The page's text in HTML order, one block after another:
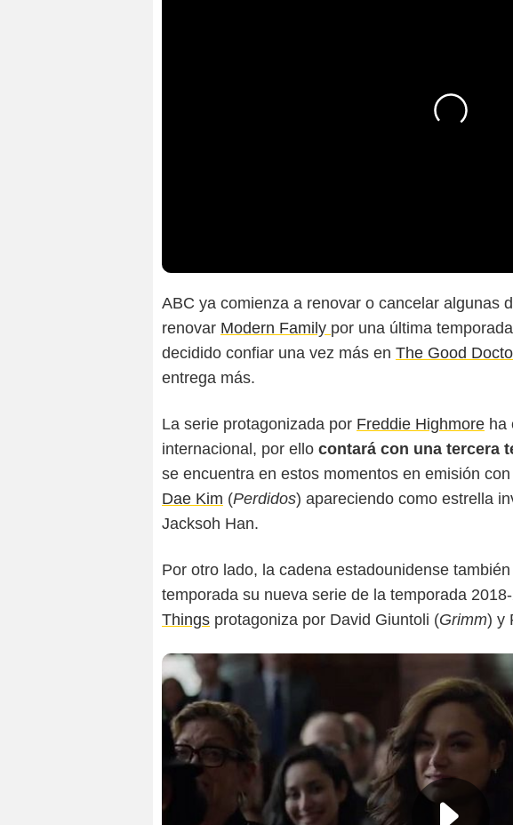
ABC ya comienza a renovar o cancelar algunas
renovar Modern Family por una última
decidido confiar una vez más en The Good
entrega más.
La serie protagonizada por Freddie Highmore ha
internacional, por ello contará con una tercera
se encuentra en estos momentos en emisión
Dae Kim (Perdidos) apareciendo como estrella
Jacksoh Han.
Por otro lado, la cadena estadounidense
temporada su nueva serie de la temporada
Things protagoniza por David Giuntoli (Grimm) y